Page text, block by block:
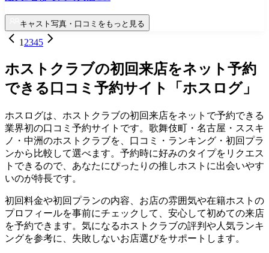
キャスト写真・口コミをもっと見る
1 2345
ホストクラブの初回来店をネット予約
できる口コミ予約サイト「ホスログ」
ホスログは、ホストクラブの初回来店をネットで予約できる
業界初の口コミ予約サイトです。歌舞伎町・名古屋・ススキ
ノ・中洲のホストクラブを、口コミ・ランキング・初回プラ
ンから比較して選べます。予約時に好みのタイプをリクエス
トできるので、あなたにぴったりの推しホストに出会いやす
いのが特長です。
初回料金や初回プランの内容、お店の雰囲気や在籍ホストの
プロフィールを事前にチェックして、安心して初めての来店
を予約できます。気になるホストクラブの評判や人気ランキ
ングを参考に、失敗しないお店選びをサポートします。